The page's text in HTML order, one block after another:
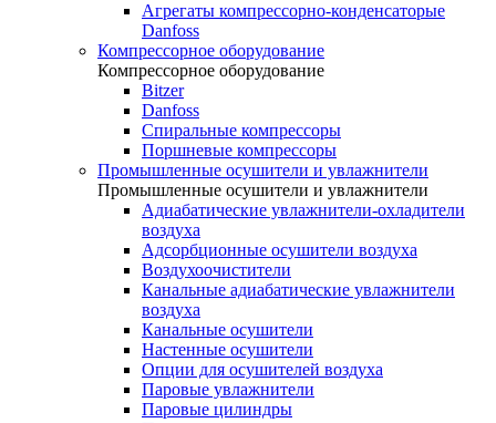
Агрегаты компрессорно-конденсаторые
Danfoss
Компрессорное оборудование
Компрессорное оборудование
Bitzer
Danfoss
Спиральные компрессоры
Поршневые компрессоры
Промышленные осушители и увлажнители
Промышленные осушители и увлажнители
Адиабатические увлажнители-охладители
воздуха
Адсорбционные осушители воздуха
Воздухоочистители
Канальные адиабатические увлажнители
воздуха
Канальные осушители
Настенные осушители
Опции для осушителей воздуха
Паровые увлажнители
Паровые цилиндры